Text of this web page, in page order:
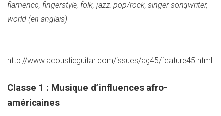
flamenco, fingerstyle, folk, jazz, pop/rock, singer-songwriter,
world (en anglais)
http://www.acousticguitar.com/issues/ag45/feature45.html
Classe 1 : Musique d’influences afro-
américaines